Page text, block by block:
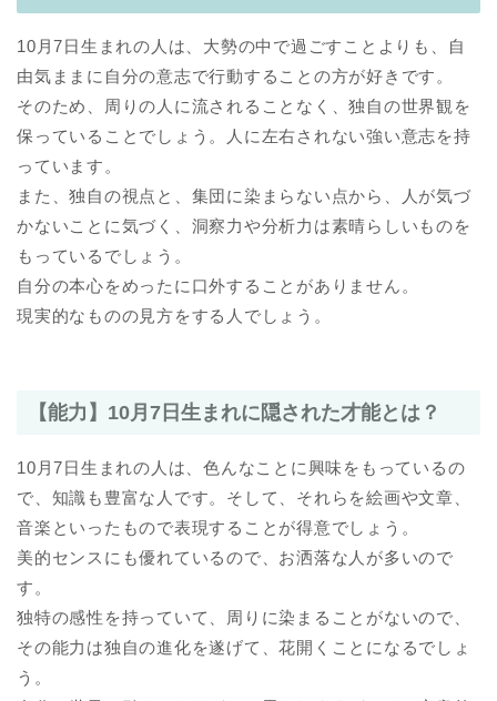
10月7日生まれの人は、大勢の中で過ごすことよりも、自
由気ままに自分の意志で行動することの方が好きです。
そのため、周りの人に流されることなく、独自の世界観を
保っていることでしょう。人に左右されない強い意志を持
っています。
また、独自の視点と、集団に染まらない点から、人が気づ
かないことに気づく、洞察力や分析力は素晴らしいものを
もっているでしょう。
自分の本心をめったに口外することがありません。
現実的なものの見方をする人でしょう。
【能力】10月7日生まれに隠された才能とは？
10月7日生まれの人は、色んなことに興味をもっているの
で、知識も豊富な人です。そして、それらを絵画や文章、
音楽といったもので表現することが得意でしょう。
美的センスにも優れているので、お洒落な人が多いので
す。
独特の感性を持っていて、周りに染まることがないので、
その能力は独自の進化を遂げて、花開くことになるでしょ
う。